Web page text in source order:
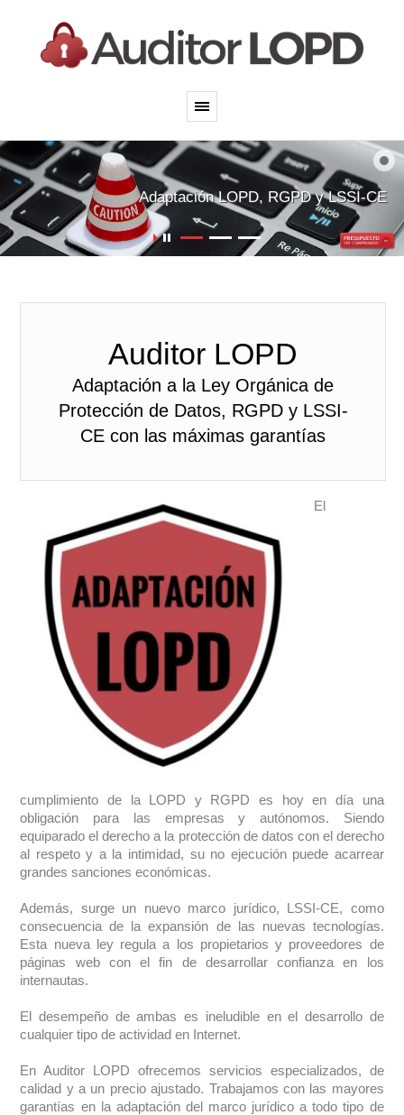
Adaptación LOPD, RGPD y LSSI-CE
Auditor LOPD
Adaptación a la Ley Orgánica de
Protección de Datos, RGPD y LSSI-
CE con las máximas garantías
El
cumplimiento de la LOPD y RGPD es hoy en día una
obligación para las empresas y autónomos. Siendo
equiparado el derecho a la protección de datos con el derecho
al respeto y a la intimidad, su no ejecución puede acarrear
grandes sanciones económicas.
Además, surge un nuevo marco jurídico, LSSI-CE, como
consecuencia de la expansión de las nuevas tecnologías.
Esta nueva ley regula a los propietarios y proveedores de
páginas web con el fin de desarrollar confianza en los
internautas.
El desempeño de ambas es ineludible en el desarrollo de
cualquier tipo de actividad en Internet.
En Auditor LOPD ofrecemos servicios especializados, de
calidad y a un precio ajustado. Trabajamos con las mayores
garantías en la adaptación del marco jurídico a todo tipo de